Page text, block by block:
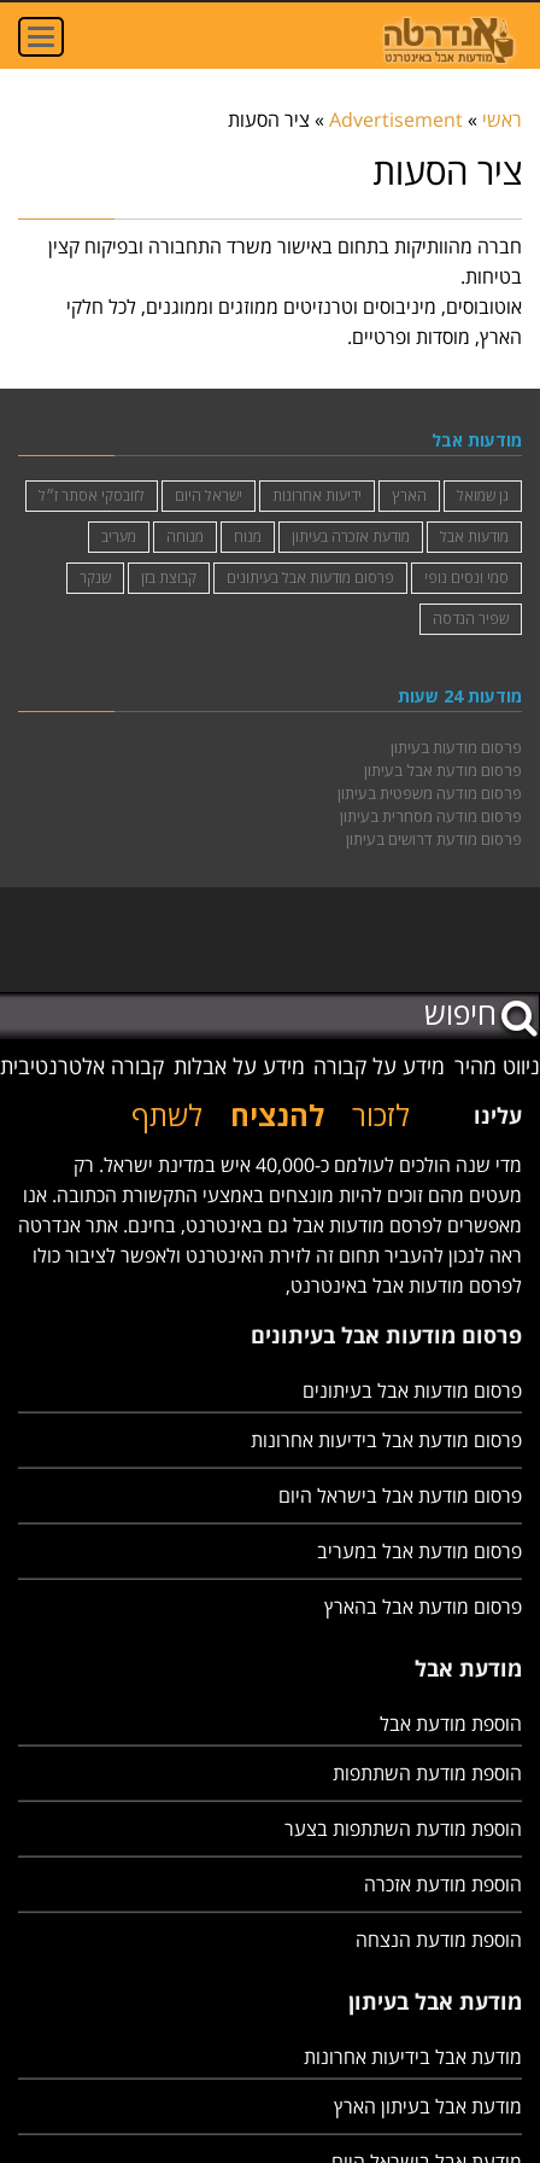
ראשי »
Advertisement
» ציר הסעות
ציר הסעות
חברה מהוותיקות בתחום באישור משרד התחבורה ובפיקוח קצין
בטיחות.
אוטובוסים, מיניבוסים וטרנזיטים ממוזגים וממוגנים, לכל חלקי
הארץ, מוסדות ופרטיים.
מודעות אבל
גן שמואל הארץ ידיעות אחרונות ישראל היום
לזובסקי אסתר ז״ל
מודעות אבל
מודעת אזכרה בעיתון מנוח מנוחה
מעריב
סמי ונסים נופי
פרסום מודעות אבל בעיתונים קבוצת בזן
שנקר
שפיר הנדסה
מודעות 24 שעות
פרסום מודעות בעיתון
פרסום מודעת אבל בעיתון
פרסום מודעה משפטית בעיתון
פרסום מודעה מסחרית בעיתון
פרסום מודעת דרושים בעיתון
ניווט מהיר מידע על קבורה מידע על אבלות קבורה אלטרנטיבית
לזכור להנציח לשתף עלינו
מדי שנה הולכים לעולמם כ-40,000 איש במדינת ישראל. רק
מעטים מהם זוכים להיות מונצחים באמצעי התקשורת הכתובה. אנו
מאפשרים לפרסם מודעות אבל גם באינטרנט, בחינם. אתר אנדרטה
ראה לנכון להעביר תחום זה לזירת האינטרנט ולאפשר לציבור כולו
לפרסם מודעות אבל באינטרנט,
פרסום מודעות אבל בעיתונים
פרסום מודעות אבל בעיתונים
פרסום מודעת אבל בידיעות אחרונות
פרסום מודעת אבל בישראל היום
פרסום מודעת אבל במעריב
פרסום מודעת אבל בהארץ
מודעת אבל
הוספת מודעת אבל
הוספת מודעת השתתפות
הוספת מודעת השתתפות בצער
הוספת מודעת אזכרה
הוספת מודעת הנצחה
מודעת אבל בעיתון
מודעת אבל בידיעות אחרונות
מודעת אבל בעיתון הארץ